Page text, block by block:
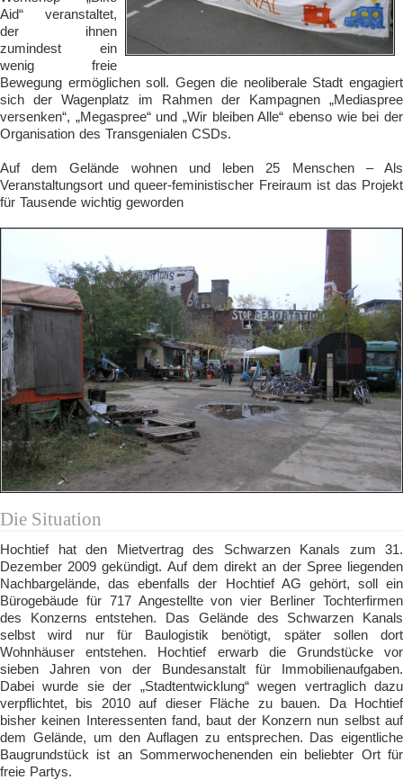
Aid“ veranstaltet,
der ihnen
zumindest ein
wenig freie
Bewegung ermöglichen soll. Gegen die neoliberale Stadt engagiert
sich der Wagenplatz im Rahmen der Kampagnen „Mediaspree
versenken“, „Megaspree“ und „Wir bleiben Alle“ ebenso wie bei der
Organisation des Transgenialen CSDs.
Auf dem Gelände wohnen und leben 25 Menschen – Als
Veranstaltungsort und queer-feministischer Freiraum ist das Projekt
für Tausende wichtig geworden
Die Situation
Hochtief hat den Mietvertrag des Schwarzen Kanals zum 31.
Dezember 2009 gekündigt. Auf dem direkt an der Spree liegenden
Nachbargelände, das ebenfalls der Hochtief AG gehört, soll ein
Bürogebäude für 717 Angestellte von vier Berliner Tochterfirmen
des Konzerns entstehen. Das Gelände des Schwarzen Kanals
selbst wird nur für Baulogistik benötigt, später sollen dort
Wohnhäuser entstehen. Hochtief erwarb die Grundstücke vor
sieben Jahren von der Bundesanstalt für Immobilienaufgaben.
Dabei wurde sie der „Stadtentwicklung“ wegen vertraglich dazu
verpflichtet, bis 2010 auf dieser Fläche zu bauen. Da Hochtief
bisher keinen Interessenten fand, baut der Konzern nun selbst auf
dem Gelände, um den Auflagen zu entsprechen. Das eigentliche
Baugrundstück ist an Sommerwochenenden ein beliebter Ort für
freie Partys.